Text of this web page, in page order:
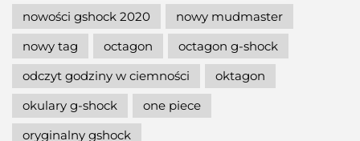
nowości gshock 2020
nowy mudmaster
nowy tag
octagon
octagon g-shock
odczyt godziny w ciemności
oktagon
okulary g-shock
one piece
oryginalny gshock